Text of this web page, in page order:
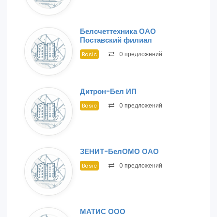
Белсчеттехника ОАО
Поставский филиал
Basic 0 предложений
Дитрон-Бел ИП
Basic 0 предложений
ЗЕНИТ-БелОМО ОАО
Basic 0 предложений
МАТИС ООО